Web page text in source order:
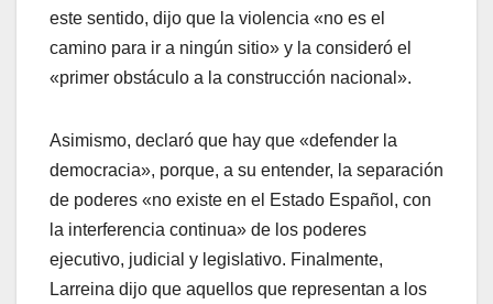
este sentido, dijo que la violencia «no es el
camino para ir a ningún sitio» y la consideró el
«primer obstáculo a la construcción nacional».
Asimismo, declaró que hay que «defender la
democracia», porque, a su entender, la separación
de poderes «no existe en el Estado Español, con
la interferencia continua» de los poderes
ejecutivo, judicial y legislativo. Finalmente,
Larreina dijo que aquellos que representan a los